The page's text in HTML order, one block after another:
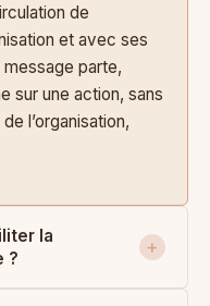
de
et avec ses
message parte,
sur une action, sans
l’organisation,
la
?